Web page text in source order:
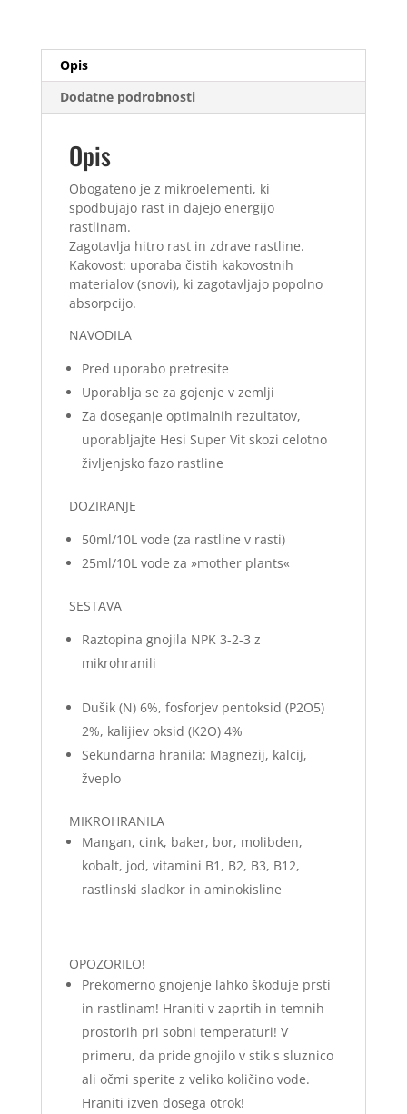
Opis
Dodatne podrobnosti
Opis
Obogateno je z mikroelementi, ki
spodbujajo rast in dajejo energijo
rastlinam.
Zagotavlja hitro rast in zdrave rastline.
Kakovost: uporaba čistih kakovostnih
materialov (snovi), ki zagotavljajo popolno
absorpcijo.
NAVODILA
Pred uporabo pretresite
Uporablja se za gojenje v zemlji
Za doseganje optimalnih rezultatov,
uporabljajte Hesi Super Vit skozi celotno
življenjsko fazo rastline
DOZIRANJE
50ml/10L vode (za rastline v rasti)
25ml/10L vode za »mother plants«
SESTAVA
Raztopina gnojila NPK 3-2-3 z
mikrohranili
Dušik (N) 6%, fosforjev pentoksid (P2O5)
2%, kalijiev oksid (K2O) 4%
Sekundarna hranila: Magnezij, kalcij,
žveplo
MIKROHRANILA
Mangan, cink, baker, bor, molibden,
kobalt, jod, vitamini B1, B2, B3, B12,
rastlinski sladkor in aminokisline
OPOZORILO!
Prekomerno gnojenje lahko škoduje prsti
in rastlinam! Hraniti v zaprtih in temnih
prostorih pri sobni temperaturi! V
primeru, da pride gnojilo v stik s sluznico
ali očmi sperite z veliko količino vode.
Hraniti izven dosega otrok!